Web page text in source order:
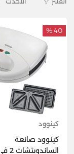
40 %
كينوود
كينوود صانعة